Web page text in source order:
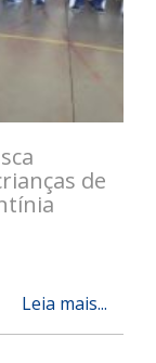
de
Leia mais...